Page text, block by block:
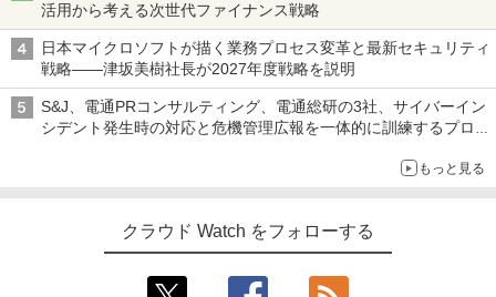
活用から考える次世代ファイナンス戦略
日本マイクロソフトが描く業務プロセス変革と最新セキュリティ
戦略――津坂美樹社長が2027年度戦略を説明
S&J、電通PRコンサルティング、電通総研の3社、サイバーイン
シデント発生時の対応と危機管理広報を一体的に訓練するプログ
もっと見る
クラウド Watch をフォローする